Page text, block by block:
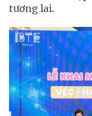
tương lai.